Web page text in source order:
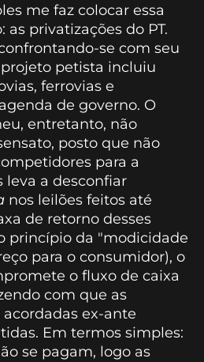
me faz colocar essa
as privatizações do PT.
se com seu
petista incluiu
ferrovias e
de governo. O
entretanto, não
posto que não
para a
leva a desconfiar
nos leilões feitos até
de retorno desses
princípio da "modicidade
para o consumidor), o
o fluxo de caixa
com que as
ex-ante
Em termos simples:
se pagam, logo as